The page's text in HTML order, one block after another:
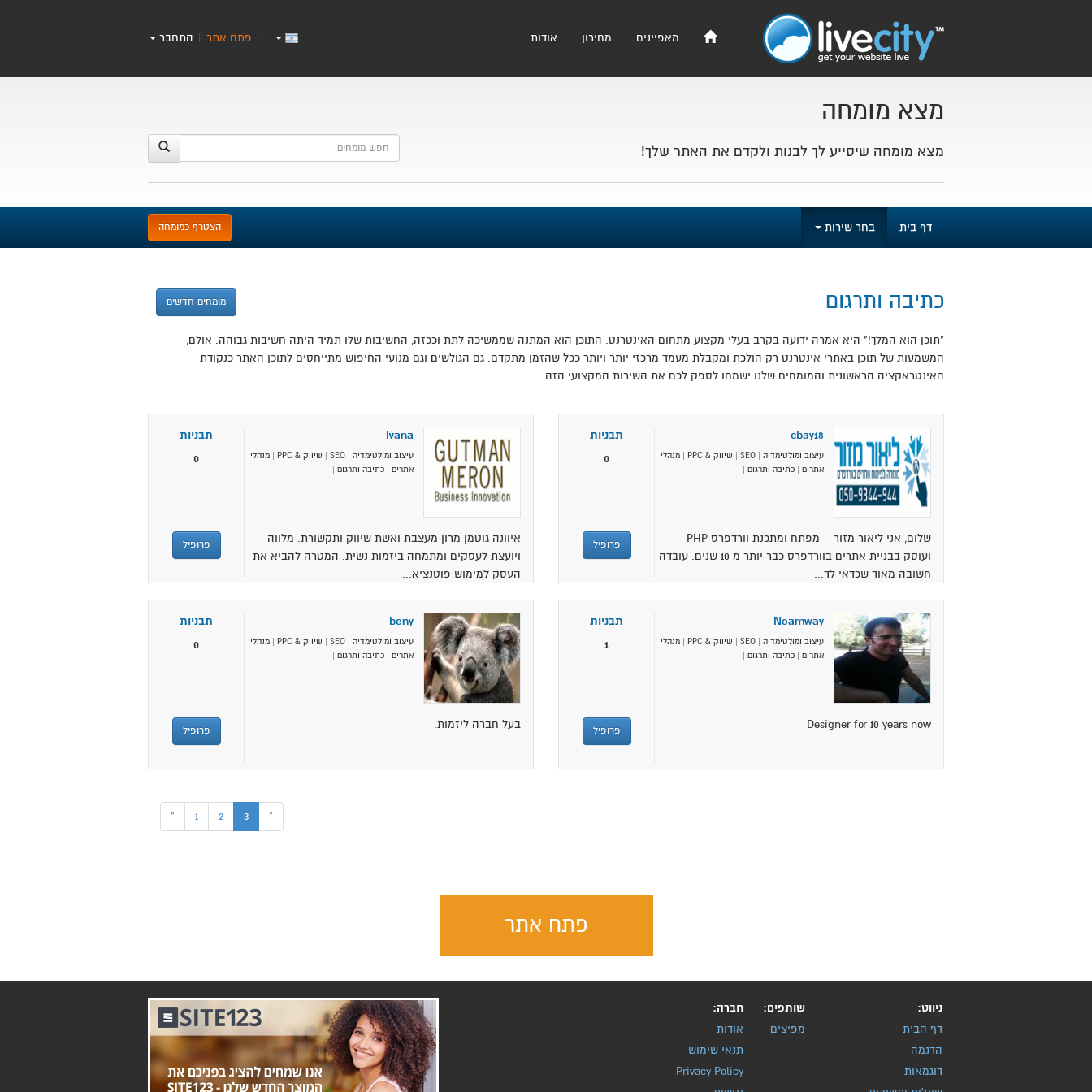
מאפיינים מחירון אודות פתח אתר התחבר
מצא מומחה
מצא מומחה שיסייע לך לבנות ולקדם את האתר שלך!
דף בית בחר שירות הצטרף כמומחה
מומחים חדשים כתיבה ותרגום
"תוכן הוא המלך!" היא אמרה ידועה בקרב בעלי מקצוע מתחום האינטרנט. התוכן הוא המתנה שממשיכה לתת וככזה, החשיבות שלו תמיד היתה חשיבות גבוהה. אולם,
המשמעות של תוכן באתרי אינטרנט רק הולכת ומקבלת מעמד מרכזי יותר ויותר ככל שהזמן מתקדם. גם הגולשים וגם מנועי החיפוש מתייחסים לתוכן האתר כנקודת
האינטראקציה הראשונית והמומחים שלנו ישמחו לספק לכם את השירות המקצועי הזה.
cbay18
עיצוב ומולטימדיה |
SEO
| שיווק & PPC | מנהלי
אתרים | כתיבה ותרגום |
שלום, אני ליאור מזור – מפתח ומתכנת וורדפרס PHP
ועוסק בבניית אתרים בוורדפרס כבר יותר מ 10 שנים. עובדה
חשובה מאוד שכדאי לד...
תבניות
0
פרופיל
Ivana
עיצוב ומולטימדיה |
SEO
| שיווק & PPC | מנהלי
אתרים | כתיבה ותרגום |
איוונה גוטמן מרון מעצבת ואשת שיווק ותקשורת. מלווה
ויועצת לעסקים ומתמחה ביזמות נשית. המטרה להביא את
העסק למימוש פוטנציא...
תבניות
0
פרופיל
Noamway
עיצוב ומולטימדיה |
SEO
| שיווק & PPC | מנהלי
אתרים | כתיבה ותרגום |
Designer for 10 years now
תבניות
1
פרופיל
beny
עיצוב ומולטימדיה |
SEO
| שיווק & PPC | מנהלי
אתרים | כתיבה ותרגום |
בעל חברה ליזמות.
תבניות
0
פרופיל
« 1 2 3
(current) «
פתח אתר
ניווט:
דף הבית
הדגמה
דוגמאות
שותפים:
מפיצים
חברה:
אודות
תנאי שימוש
Privacy Policy